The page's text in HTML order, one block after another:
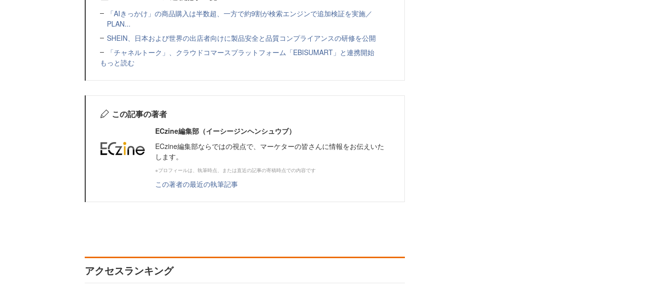
「AIきっかけ」の商品購入は半数超、一方で約9割が検索エンジンで追加検証を実施／
PLAN...
SHEIN、日本および世界の出店者向けに製品安全と品質コンプライアンスの研修を公開
「チャネルトーク」、クラウドコマースプラットフォーム「EBISUMART」と連携開始
もっと読む
この記事の著者
ECzine編集部（イーシージンヘンシュウブ）
ECzine編集部ならではの視点で、マーケターの皆さんに情報をお伝えいた
します。
※プロフィールは、執筆時点、または直近の記事の寄稿時点での内容です
この著者の最近の執筆記事
アクセスランキング